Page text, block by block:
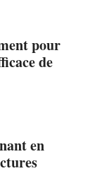
pour
de
en